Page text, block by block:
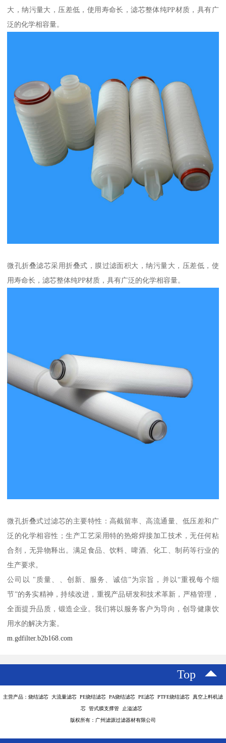
大，纳污量大，压差低，使用寿命长，滤芯整体纯PP材质，具有广
泛的化学相容量。
微孔折叠滤芯采用折叠式，膜过滤面积大，纳污量大，压差低，使
用寿命长，滤芯整体纯PP材质，具有广泛的化学相容量。
微孔折叠式过滤芯的主要特性：高截留率、高流通量、低压差和广
泛的化学相容性；生产工艺采用特的热熔焊接加工技术，无任何粘
合剂，无异物释出。满足食品、饮料、啤酒、化工、制药等行业的
生产要求。
公司以 "质量、、创新、服务、诚信”为宗旨，并以“重视每个细
节”的务实精神，持续改进，重视产品研发和技术革新，严格管理，
全面提升品质，锻造企业。我们将以服务客户为导向，创导健康饮
用水的解决方案。
m.gdfilter.b2b168.com
Top
主营产品：烧结滤芯 大流量滤芯 PE烧结滤芯 PA烧结滤芯 PE滤芯 PTFE烧结滤芯 真空上料机滤
芯 管式膜支撑管 止溢滤芯
版权所有：广州滤源过滤器材有限公司